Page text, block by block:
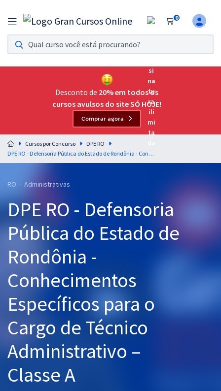
0
Assinatura Ilimitada 11
Acesso a todos os cursos. Teste grátis por 7 dias!
Assinatura OAB Até Passar
Acesso ilimitado a toda preparação para o Exame da
Residências Multiprofissionais
Preparação completa e intensiva para as principais
residências em saúde do Brasil
Cursos 20% OFF
Pós
Graduação
OAB
Questões grátis
Aprovados
Desconto de 20% em todos os
cursos avulsos do site SÓ HOJE!
Comprar agora
Cursos por Concurso
DPE RO
DPE RO - Defensoria Pública do Estado de Rondônia - Conhecimentos Específicos para o Cargo de Técnico Administrativo – Classe A
RO - Administrativas
DPE RO - Defensoria
Pública do Estado de
Rondônia -
Conhecimentos
Específicos para o
Cargo de Técnico
Administrativo –
Classe A